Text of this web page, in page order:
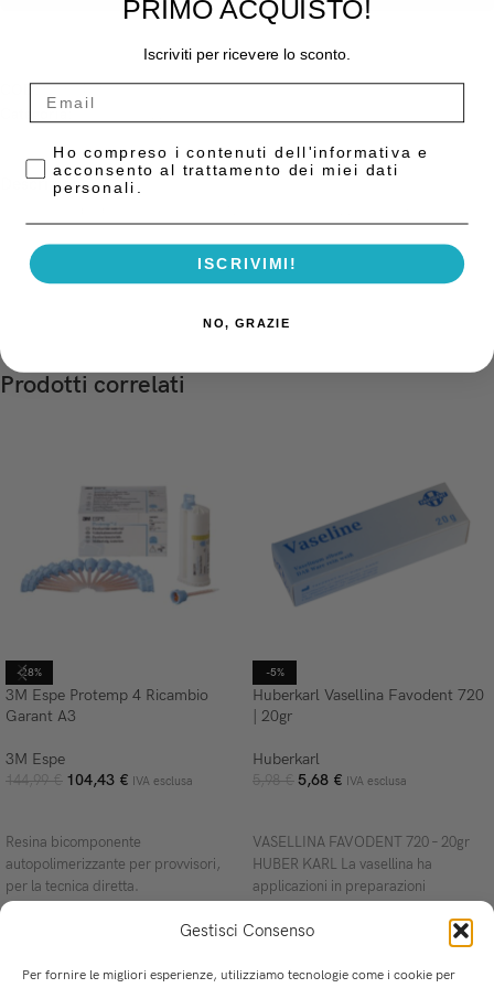
Gestisci Consenso
Per fornire le migliori esperienze, utilizziamo tecnologie come i cookie per
COD:5680401
Categoria: Resine Provvisorie
Descrizione
Prodotti correlati
-28%
3M Espe Protemp 4 Ricambio
Garant A3
3M Espe
144,99€ 104,43 € IVA esclusa
Resina bicomponente
autopolimerizzante per provvisori,
per la tecnica diretta.
-5%
Huberkarl Vasellina Favodent 720
| 20gr
Huberkarl
5,98€ 5,68 € IVA esclusa
VASELLINA FAVODENT 720 – 20gr
HUBER KARL La vasellina ha
applicazioni in preparazioni
all’ossido di zinco
PRIMO ACQUISTO!
Iscriviti per ricevere lo sconto.
Privacy Policy
Ho compreso i contenuti dell'informativa e
acconsento al trattamento dei miei dati
personali.
ISCRIVIMI!
NO, GRAZIE